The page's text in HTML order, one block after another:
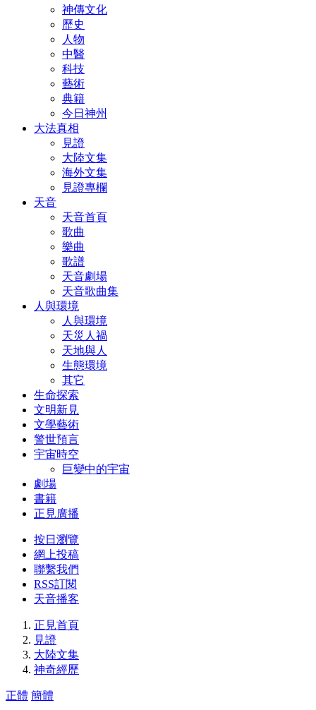
神傳文化
歷史
人物
中醫
科技
藝術
典籍
今日神州
大法真相
見證
大陸文集
海外文集
見證專欄
天音
天音首頁
歌曲
樂曲
歌譜
天音劇場
天音歌曲集
人與環境
人與環境
天災人禍
天地與人
生態環境
其它
生命探索
文明新見
文學藝術
警世預言
宇宙時空
巨變中的宇宙
劇場
書籍
正見廣播
按日瀏覽
網上投稿
聯繫我們
RSS訂閱
天音播客
正見首頁
見證
大陸文集
神奇經歷
正體 簡體